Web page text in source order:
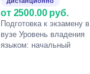
от 2500.00 руб.
Подготовка к экзамену в
вузе Уровень владения
языком: начальный